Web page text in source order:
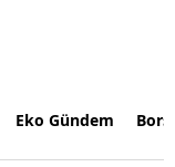
Eko Gündem